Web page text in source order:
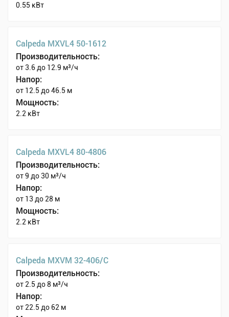
0.55 кВт
Calpeda MXVL4 50-1612
Производительность:
от 3.6 до 12.9 м³/ч
Напор:
от 12.5 до 46.5 м
Мощность:
2.2 кВт
Calpeda MXVL4 80-4806
Производительность:
от 9 до 30 м³/ч
Напор:
от 13 до 28 м
Мощность:
2.2 кВт
Calpeda MXVM 32-406/C
Производительность:
от 2.5 до 8 м³/ч
Напор:
от 22.5 до 62 м